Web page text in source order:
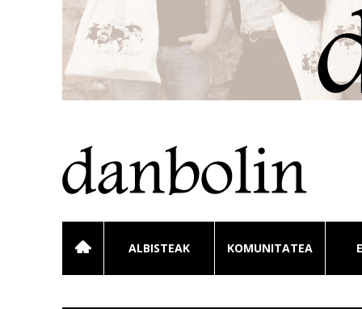
ALBISTEAK KOMUNITATEA